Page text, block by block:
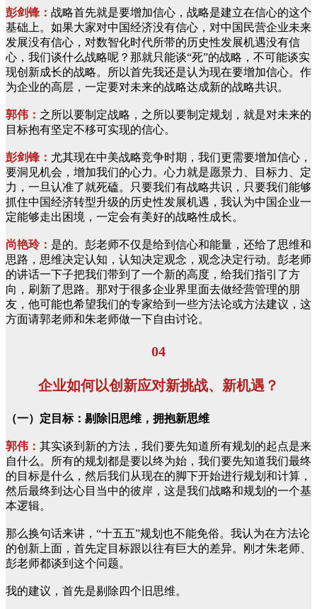
彭剑锋： 战略首先就是要增加信心，战略是建立在信心的这个
基础上。如果大家对中国经济没有信心，对中国民营企业未来
发展没有信心，对数智化时代所带的历史性发展机遇没有信
心，我们谈什么战略呢？那就只能谈“死”的战略，不可能谈实
现创新成长的战略。所以首先我还是认为现在要增加信心。作
为企业的高层，一定要对未来的战略达成新的战略共识。
郭伟： 之所以要制定战略，之所以要制定规划，就是对未来的
目标抱有坚定不移可实现的信心。
彭剑锋： 尤其现在中美战略竞争时期，我们更需要增加信心，
要洞见机会，增加我们的心力。心力就是愿景力、目标力、定
力，一旦认准了就死磕。只要我们有战略共识，只要我们能够
抓住中国经济转型升级的历史性发展机遇，我认为中国企业一
定能够走出困境，一定会有美好的战略性成长。
尚艳玲： 是的。彭老师不仅是给到信心和能量，还给了思维和
思路，思维决定认知，认知决定观念，观念决定行动。彭老师
的讲话一下子把我们带到了一个新的高度，给我们指引了方
向，刷新了思路。那对于很多企业界里面去做经营管理的朋
友，他可能也希望我们的专家给到一些方法论或方法建议，这
方面请郭老师和朱老师做一下自由讨论。
04
企业如何以创新应对新挑战、新机遇？
（一）定目标：剔除旧思维，拥抱新思维
郭伟： 其实谈到新的方法，我们要先知道所有规划的起点是来
自什么。所有的规划都是要以终为始，我们要先知道我们最终
的目标是什么，然后我们从现在的脚下开始进行规划和计算，
然后最终到达心目当中的彼岸，这是我们战略和规划的一个基
本逻辑。
那么换句话来讲，“十五五”规划也不能免俗。我认为在方法论
的创新上面，首先定目标跟以往有巨大的差异。刚才朱老师、
彭老师都谈到这个问题。
我的建议，首先是剔除四个旧思维。